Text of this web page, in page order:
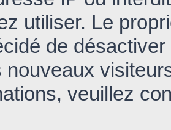
utiliser. Le
de
nouveaux
veuillez